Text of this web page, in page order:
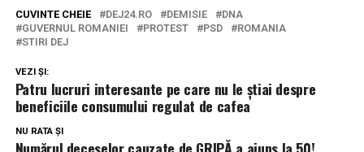
CUVINTE CHEIE DEJ24.RO DEMISIE
DNA
GUVERNUL ROMANIEI
PROTEST PSD
ROMANIA
STIRI DEJ
VEZI ȘI:
Patru lucruri interesante pe care nu le știai despre
beneficiile consumului regulat de cafea
NU RATA ȘI